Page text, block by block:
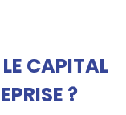
CAPITAL
?